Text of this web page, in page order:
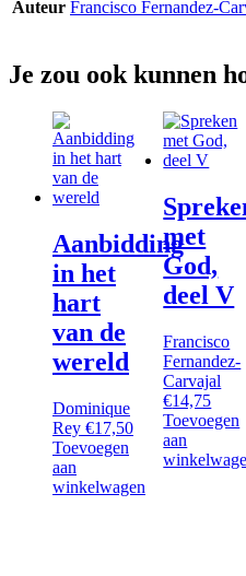
Auteur Francisco Fernandez-
Je zou ook kunnen
Aanbidding
in het
hart
van de
wereld
Dominique
Rey €17,50
Toevoegen
aan
winkelwagen
met
God,
deel V
Francisco
Fernandez-
Carvajal
€14,75
Toevoegen
aan